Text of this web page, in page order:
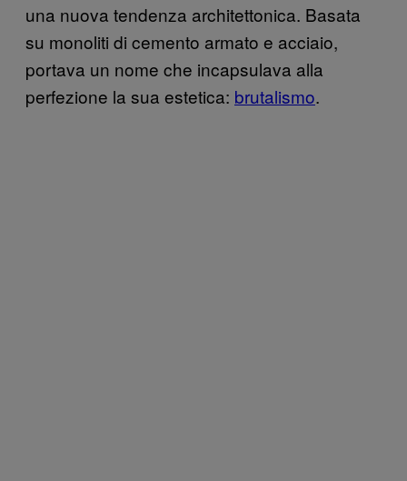
una nuova tendenza architettonica. Basata
su monoliti di cemento armato e acciaio,
portava un nome che incapsulava alla
perfezione la sua estetica: brutalismo.